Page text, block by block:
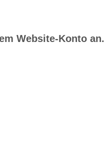
Website-Konto an.